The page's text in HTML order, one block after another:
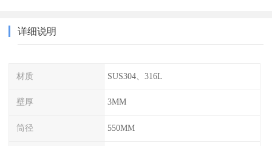
详细说明
材质 SUS304、316L
壁厚 3MM
筒径 550MM